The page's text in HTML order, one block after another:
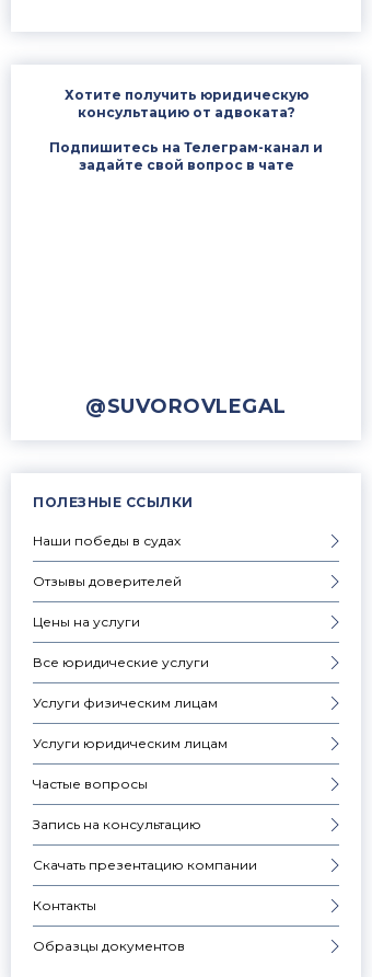
Хотите получить юридическую
консультацию от адвоката?
Подпишитесь на Телеграм-канал и
задайте свой вопрос в чате
@SUVOROVLEGAL
ПОЛЕЗНЫЕ ССЫЛКИ
Наши победы в судах
Отзывы доверителей
Цены на услуги
Все юридические услуги
Услуги физическим лицам
Услуги юридическим лицам
Частые вопросы
Запись на консультацию
Скачать презентацию компании
Контакты
Образцы документов